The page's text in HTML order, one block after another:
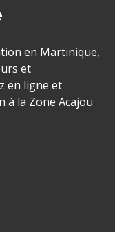
en Martinique,
et
en ligne et
à la Zone Acajou